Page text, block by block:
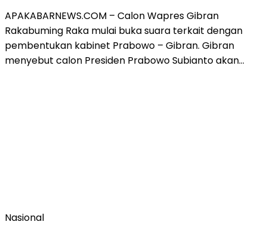
APAKABARNEWS.COM – Calon Wapres Gibran
Rakabuming Raka mulai buka suara terkait dengan
pembentukan kabinet Prabowo – Gibran. Gibran
menyebut calon Presiden Prabowo Subianto akan…
Nasional